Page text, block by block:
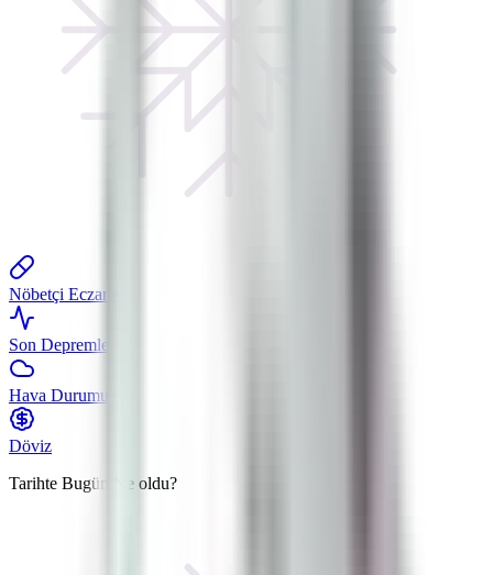
Nöbetçi Eczane
Son Depremler
Hava Durumu
Döviz
Tarihte Bugün
Ne oldu?